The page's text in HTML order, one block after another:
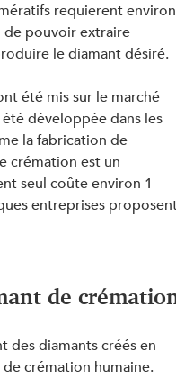
requierent
de pouvoir extraire
le diamant désiré.
été mis sur le marché
développée dans les
la fabrication de
crémation est un
seul coûte environ 1
entreprises
de
des diamants créés en
crémation humaine.